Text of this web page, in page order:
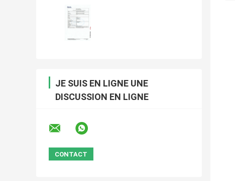
JE SUIS EN LIGNE UNE
DISCUSSION EN LIGNE